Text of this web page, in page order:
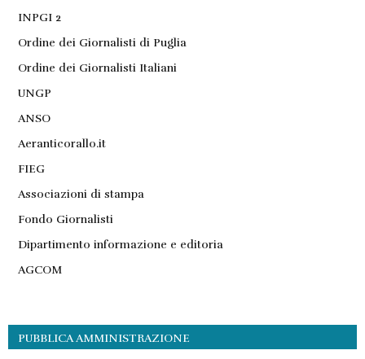
INPGI 2
Ordine dei Giornalisti di Puglia
Ordine dei Giornalisti Italiani
UNGP
ANSO
Aeranticorallo.it
FIEG
Associazioni di stampa
Fondo Giornalisti
Dipartimento informazione e editoria
AGCOM
PUBBLICA AMMINISTRAZIONE